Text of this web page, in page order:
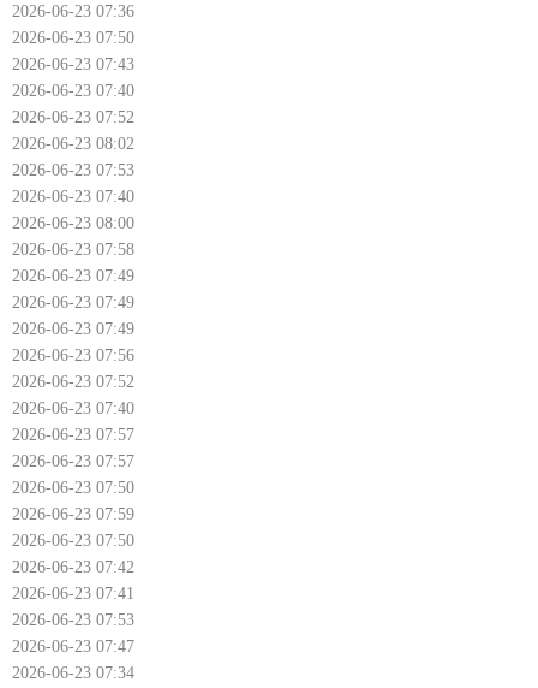
2026-06-23 07:36
2026-06-23 07:50
2026-06-23 07:43
2026-06-23 07:40
2026-06-23 07:52
2026-06-23 08:02
2026-06-23 07:53
2026-06-23 07:40
2026-06-23 08:00
2026-06-23 07:58
2026-06-23 07:49
2026-06-23 07:49
2026-06-23 07:49
2026-06-23 07:56
2026-06-23 07:52
2026-06-23 07:40
2026-06-23 07:57
2026-06-23 07:57
2026-06-23 07:50
2026-06-23 07:59
2026-06-23 07:50
2026-06-23 07:42
2026-06-23 07:41
2026-06-23 07:53
2026-06-23 07:47
2026-06-23 07:34